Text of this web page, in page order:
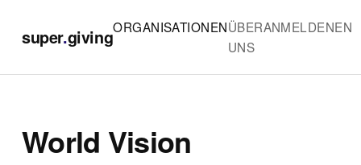
super.givingORGANISATIONENÜBER
UNS
ANMELDENEN
World Vision